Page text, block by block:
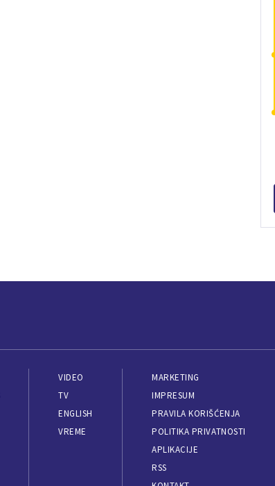
VIDEO
TV
ENGLISH
VREME
MARKETING
IMPRESUM
PRAVILA KORIŠĆENJA
POLITIKA PRIVATNOSTI
APLIKACIJE
RSS